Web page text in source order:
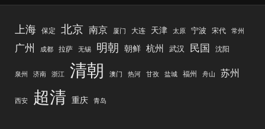
上海 保定 北京 南京 厦门 大连 天津 太原 宁波 宋代 常州
广州 成都 拉萨 无锡 明朝 朝鲜 杭州 武汉 民国 沈阳
泉州 济南 浙江 清朝 澳门 热河 甘孜 盐城 福州 舟山 苏州
西安 超清 重庆 青岛